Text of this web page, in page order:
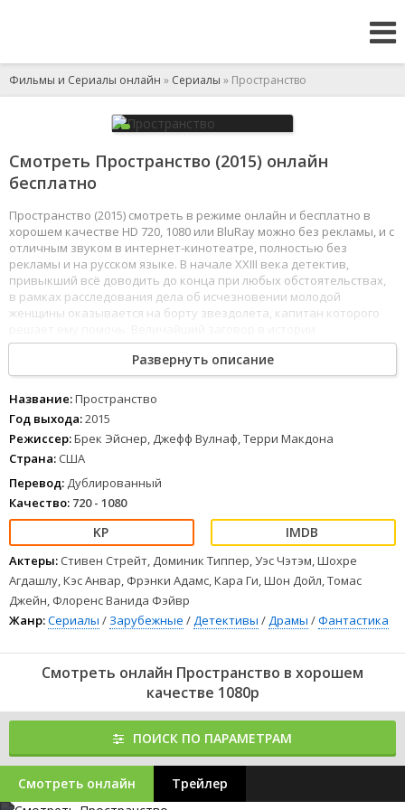
Фильмы и Сериалы онлайн » Сериалы » Пространство
Смотреть Пространство (2015) онлайн
бесплатно
Пространство (2015) смотреть в режиме онлайн и бесплатно в
хорошем качестве HD 720, 1080 или BluRay можно без рекламы, и с
отличным звуком в интернет-кинотеатре, полностью без
рекламы и на русском языке. В начале XXIII века детектив,
привыкший всё доводить до конца при любых обстоятельствах,
в рамках расследования дела об исчезновении молодой
женщины оказывается на борту звездолета, капитан которого
человечества гарантируется, как и его непременное раскрытие.
Развернуть описание
Название:Пространство
Год выхода:2015
Режиссер:Брек Эйснер, Джефф Вулнаф, Терри Макдона
Страна: США
Перевод: Дублированный
Качество: 720 - 1080
Актеры: Стивен Стрейт, Доминик Типпер, Уэс Чэтэм, Шохре
Агдашлу, Кэс Анвар, Фрэнки Адамс, Кара Ги, Шон Дойл, Томас
Джейн, Флоренс Ванида Фэйвр
Жанр:Сериалы / Зарубежные /Детективы /Драмы /Фантастика
Смотреть онлайн Пространство в хорошем
качестве 1080p
ПОИСК ПО ПАРАМЕТРАМ
Смотреть онлайн Трейлер